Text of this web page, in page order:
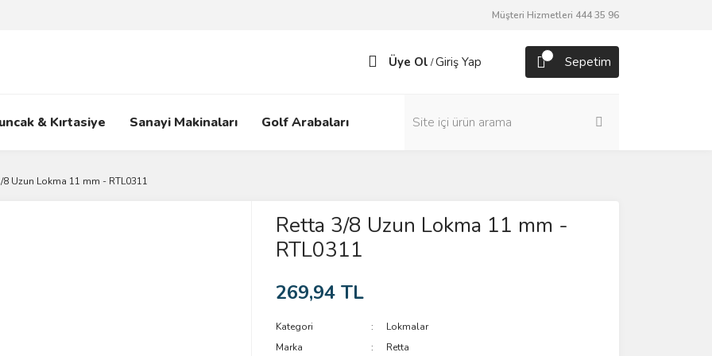
Müşteri Hizmetleri 444 35 96
Üye Ol /Giriş Yap Sepetim
& Kırtasiye Sanayi Makinaları Golf Arabaları
8 Uzun Lokma 11 mm - RTL0311
Retta 3/8 Uzun Lokma 11 mm -
RTL0311
269,94 TL
Kategori
Lokmalar
Marka
Retta